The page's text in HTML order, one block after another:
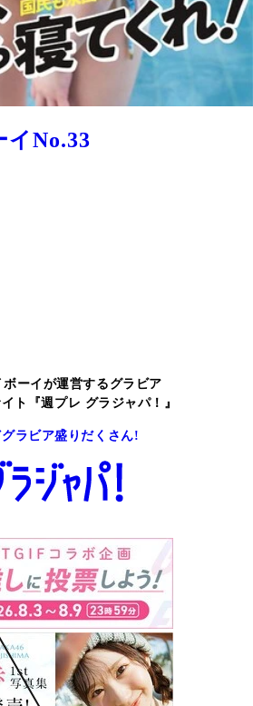
イNo.33
ーイが運営するグラビア
ト『週プレ グラジャパ！』
ラビア盛りだくさん!